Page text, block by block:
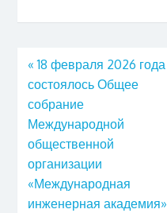
« 18 февраля 2026 года
состоялось Общее
собрание
Международной
общественной
организации
«Международная
инженерная академия»